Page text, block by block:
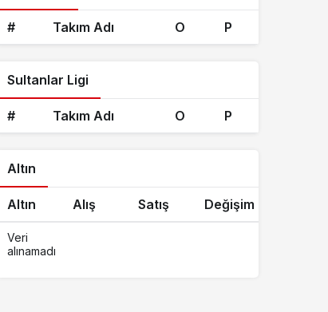
# Takım Adı O P
Sultanlar Ligi
# Takım Adı O P
Altın
Altın Alış Satış Değişim
Veri
alınamadı